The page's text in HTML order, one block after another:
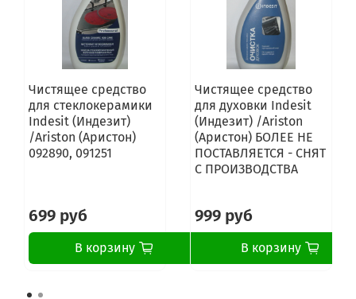
208355404763
208355404764
208355404826
208355404827
208355404898
208355404899
208355406352
208355406355
208355406356
208355406358
Чистящее средство
для стеклокерамики
Indesit (Индезит)
/Ariston (Аристон)
092890, 091251
699 руб
В корзину
Чистящее средство
для духовки Indesit
(Индезит) /Ariston
(Аристон) БОЛЕЕ НЕ
ПОСТАВЛЯЕТСЯ - СНЯТ
С ПРОИЗВОДСТВА
999 руб
В корзину